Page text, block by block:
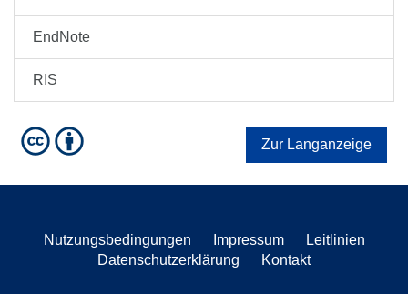
EndNote
RIS
Zur Langanzeige
Nutzungsbedingungen Impressum
Leitlinien
Datenschutzerklärung
Kontakt